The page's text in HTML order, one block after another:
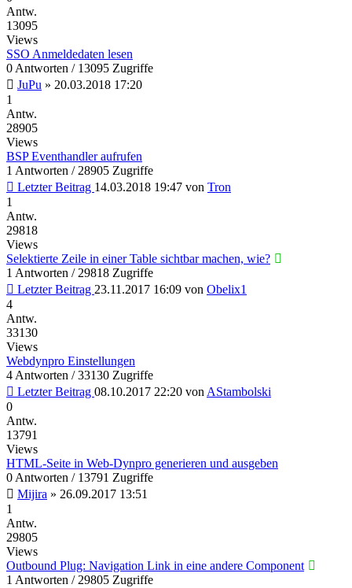
Antw.
13095
Views
SSO Anmeldedaten lesen
0 Antworten / 13095 Zugriffe
JuPu » 20.03.2018 17:20
1
Antw.
28905
Views
BSP Eventhandler aufrufen
1 Antworten / 28905 Zugriffe
Letzter Beitrag 14.03.2018 19:47 von Tron
1
Antw.
29818
Views
Selektierte Zeile in einer Table sichtbar machen, wie?
1 Antworten / 29818 Zugriffe
Letzter Beitrag 23.11.2017 16:09 von Obelix1
4
Antw.
33130
Views
Webdynpro Einstellungen
4 Antworten / 33130 Zugriffe
Letzter Beitrag 08.10.2017 22:20 von AStambolski
0
Antw.
13791
Views
HTML-Seite in Web-Dynpro generieren und ausgeben
0 Antworten / 13791 Zugriffe
Mijira » 26.09.2017 13:51
1
Antw.
29805
Views
Outbound Plug: Navigation Link in eine andere Component
1 Antworten / 29805 Zugriffe